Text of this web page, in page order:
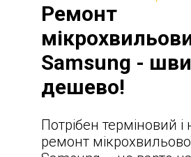
Ремонт
Samsung -
дешево!
Потрібен терміновий
ремонт